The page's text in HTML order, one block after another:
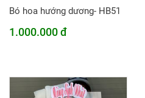
Bó hoa hướng dương- HB51
1.000.000 đ